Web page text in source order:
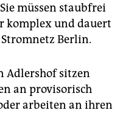
müssen staubfrei
komplex und dauert
Stromnetz Berlin.
Adlershof sitzen
an provisorisch
arbeiten an ihren